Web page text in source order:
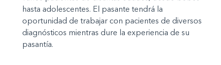
hasta adolescentes. El pasante tendrá la
oportunidad de trabajar con pacientes de diversos
diagnósticos mientras dure la experiencia de su
pasantía.